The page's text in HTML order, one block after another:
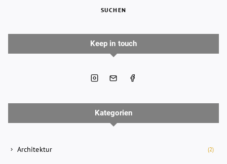
SUCHEN
Keep in touch
Kategorien
Architektur (2)